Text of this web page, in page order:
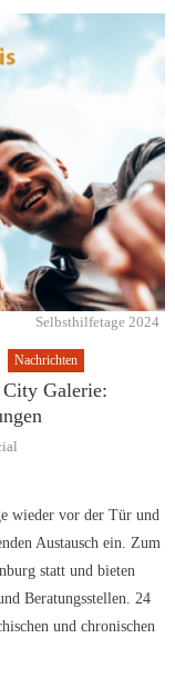
Selbsthilfetage 2024
Nachrichten
Galerie:
wieder vor der Tür und
Austausch ein. Zum
statt und bieten
Beratungsstellen. 24
und chronischen